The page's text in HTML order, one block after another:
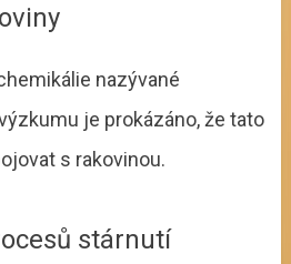
nazývané
je prokázáno, že tato
s rakovinou.
stárnutí